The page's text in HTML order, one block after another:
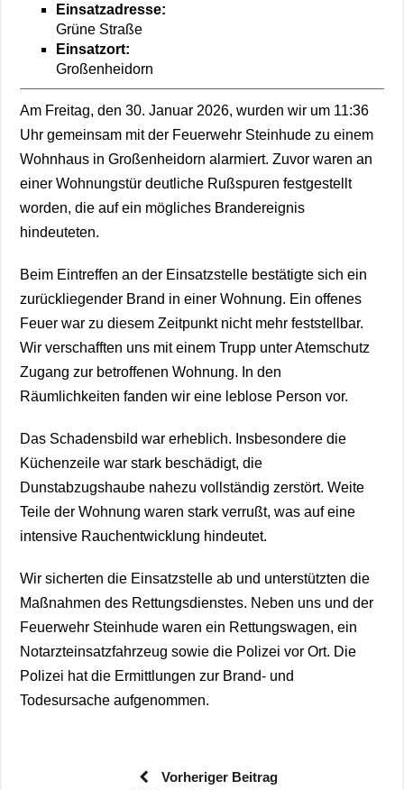
Einsatzadresse:
Grüne Straße
Einsatzort:
Großenheidorn
Am Freitag, den 30. Januar 2026, wurden wir um 11:36
Uhr gemeinsam mit der Feuerwehr Steinhude zu einem
Wohnhaus in Großenheidorn alarmiert. Zuvor waren an
einer Wohnungstür deutliche Rußspuren festgestellt
worden, die auf ein mögliches Brandereignis
hindeuteten.
Beim Eintreffen an der Einsatzstelle bestätigte sich ein
zurückliegender Brand in einer Wohnung. Ein offenes
Feuer war zu diesem Zeitpunkt nicht mehr feststellbar.
Wir verschafften uns mit einem Trupp unter Atemschutz
Zugang zur betroffenen Wohnung. In den
Räumlichkeiten fanden wir eine leblose Person vor.
Das Schadensbild war erheblich. Insbesondere die
Küchenzeile war stark beschädigt, die
Dunstabzugshaube nahezu vollständig zerstört. Weite
Teile der Wohnung waren stark verrußt, was auf eine
intensive Rauchentwicklung hindeutet.
Wir sicherten die Einsatzstelle ab und unterstützten die
Maßnahmen des Rettungsdienstes. Neben uns und der
Feuerwehr Steinhude waren ein Rettungswagen, ein
Notarzteinsatzfahrzeug sowie die Polizei vor Ort. Die
Polizei hat die Ermittlungen zur Brand- und
Todesursache aufgenommen.
Vorheriger Beitrag